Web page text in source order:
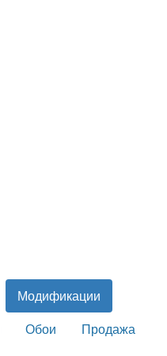
Модификации
Обои Продажа